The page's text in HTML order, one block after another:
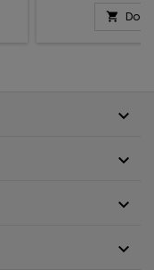
tym numerze




